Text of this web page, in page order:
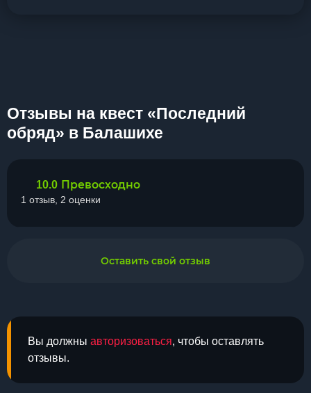
Отзывы на квест «Последний
обряд» в Балашихе
Вы должны авторизоваться, чтобы оставлять
отзывы.
10.0 Превосходно
1 отзыв, 2 оценки
Оставить свой отзыв